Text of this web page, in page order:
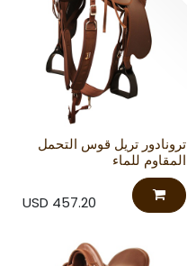
ترونادور تريل قوس التحمل
المقاوم للماء
USD 457.20